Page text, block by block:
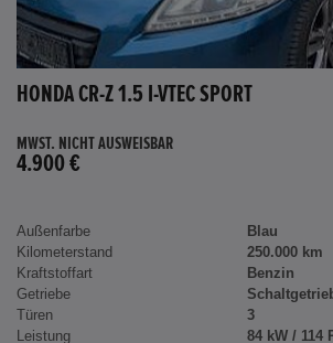
HONDA CR-Z 1.5 I-VTEC SPORT
MWST. NICHT AUSWEISBAR
4.900 €
Außenfarbe
Blau
Kilometerstand
250.000 km
Kraftstoffart
Benzin
Getriebe
Türen
3
Leistung
84 kW / 114